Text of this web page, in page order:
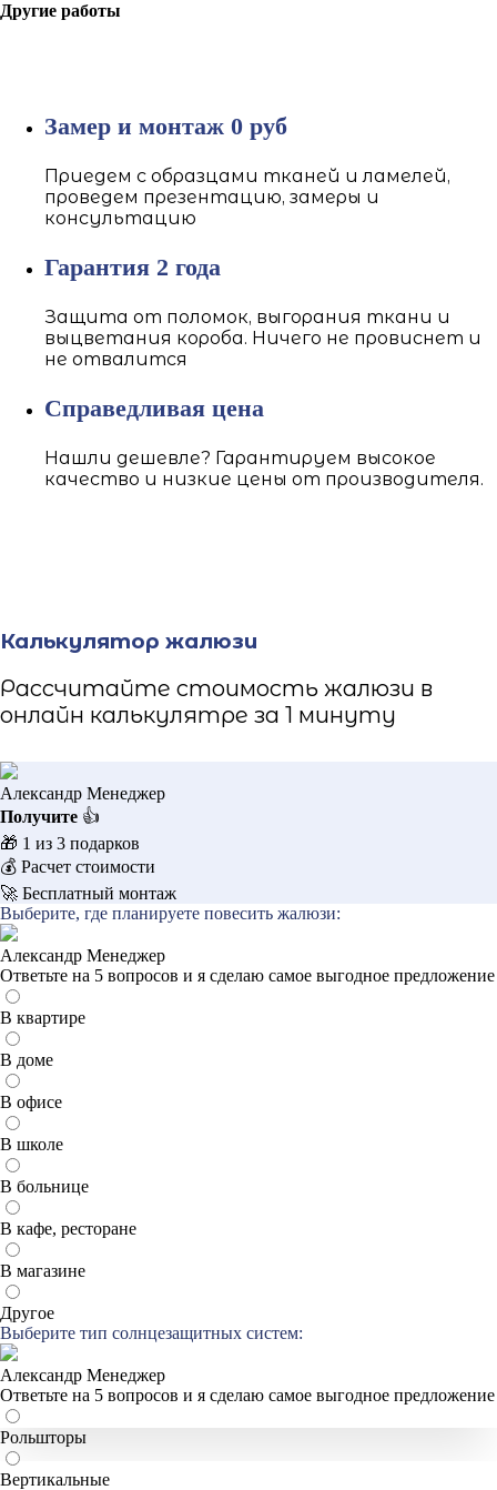
Другие работы
Замер и монтаж 0 руб
Приедем с образцами тканей и ламелей,
проведем презентацию, замеры и
консультацию
Гарантия 2 года
Защита от поломок, выгорания ткани и
выцветания короба. Ничего не провиснет и
не отвалится
Справедливая цена
Нашли дешевле? Гарантируем высокое
качество и низкие цены от производителя.
Калькулятор жалюзи
Рассчитайте стоимость жалюзи в
онлайн калькулятре за 1 минуту
Александр Менеджер
Получите 👍
🎁 1 из 3 подарков
💰 Расчет стоимости
🚀 Бесплатный монтаж
Выберите, где планируете повесить жалюзи:
Александр Менеджер
Ответьте на 5 вопросов и я сделаю самое выгодное предложение
В квартире
В доме
В офисе
В школе
В больнице
В кафе, ресторане
В магазине
Другое
Выберите тип солнцезащитных систем:
Александр Менеджер
Ответьте на 5 вопросов и я сделаю самое выгодное предложение
Рольшторы
Вертикальные